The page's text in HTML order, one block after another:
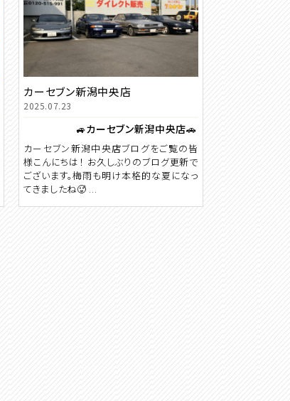
カーセブン新潟中央店
2025.07.23
🚙カーセブン新潟中央店🚗
カーセブン新潟中央店ブログをご覧の皆
様こんにちは！ お久しぶりのブログ更新で
ございます。梅雨も明け本格的な夏になっ
てきましたね🥵 ...